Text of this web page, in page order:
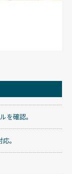
を確認。
。